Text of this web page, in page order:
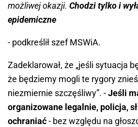
możliwej okazji. Chodzi tylko i
epidemiczne
- podkreślił szef MSWiA.
Zadeklarował, że „jeśli sytuacja
że będziemy mogli te rygory
niezmiernie szczęśliwy”. -Jeśli
organizowane legalnie, policja,
ochraniać- bez względu na